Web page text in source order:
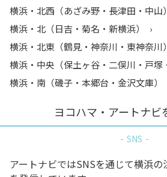
横浜・北西（あざみ野・長津田・中山）
横浜・北（日吉・菊名・新横浜）
横浜・北東（鶴見・神奈川・東神奈川）
横浜・中央（保土ヶ谷・二俣川・戸塚
横浜・南（磯子・本郷台・金沢文庫）
ヨコハマ・アートナビ
SNS
アートナビではSNSを通じて横浜